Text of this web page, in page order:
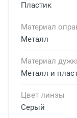
Пластик
Материал
Металл
Материал
Металл и
Цвет линзы
Серый